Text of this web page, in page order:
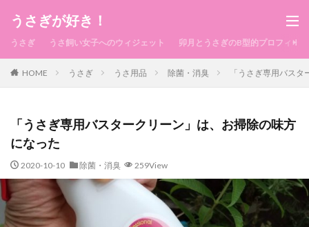
うさぎが好き！
うさぎ うさ飼い女子へのウィジェット 卯月とうさぎのB型的プロフィール
HOME うさぎ うさ用品 除菌・消臭 「うさぎ専用バス
「うさぎ専用バスタークリーン」は、お掃除の味方
になった
2020-10-10 除菌・消臭 259View